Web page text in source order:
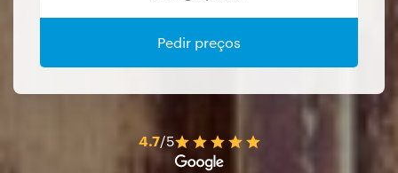
Pedir preços
4.7/5